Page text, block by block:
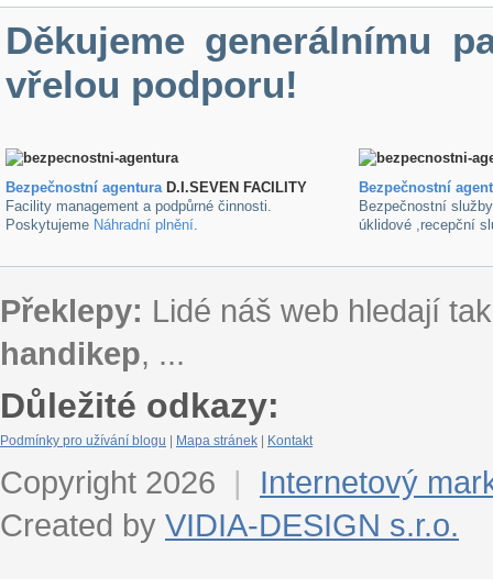
Děkujeme generálnímu
vřelou podporu!
Bezpečnostní agenturaD.I.SEVEN FACILITY
Facility management a podpůrné činnosti.
Poskytujeme Náhradní plnění.
Bezpečnostní
Bezpečnostní
úklidové ,recepční
Překlepy: Lidé náš web hledají
handikep, ...
Důležité odkazy:
Podmínky pro užívání blogu Mapa stránek Kontakt
Copyright 2026 |
Internetový
Created by VIDIA-DESIGN s.r.o.